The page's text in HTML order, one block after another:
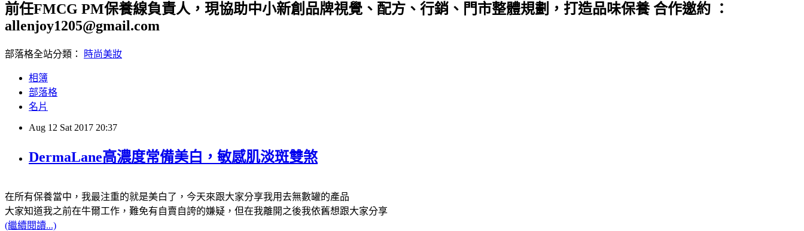
前任FMCG PM保養線負責人，現協助中小新創品牌視覺、配方、行銷、門市整體規劃，打造品味保養 合作邀約 ：
allenjoy1205@gmail.com
部落格全站分類： 時尚美妝
相簿
部落格
名片
Aug 12 Sat 2017 20:37
DermaLane高濃度常備美白，敏感肌淡斑雙煞
在所有保養當中，我最注重的就是美白了，今天來跟大家分享我用去無數罐的產品
大家知道我之前在牛爾工作，難免有自賣自誇的嫌疑，但在我離開之後我依舊想跟大家分享
(繼續閱讀...)